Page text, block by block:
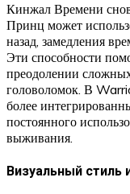
Кинжал Времени
Принц может
назад, замедления
Эти способности
преодолении
головоломок. В
более
постоянного
выживания.
Визуальный стиль